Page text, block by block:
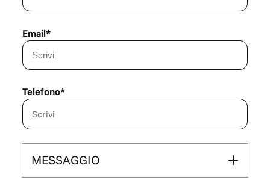
Siamo aperti dal Lunedì al Sabato con i seguenti orari:
Email*
Telefono*
MESSAGGIO